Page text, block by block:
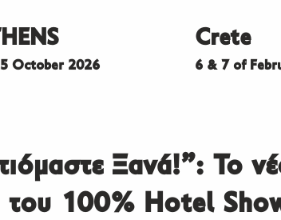
October 2026
Crete
6 & 7 of
Ξανά!”: Το
του 100% Hotel